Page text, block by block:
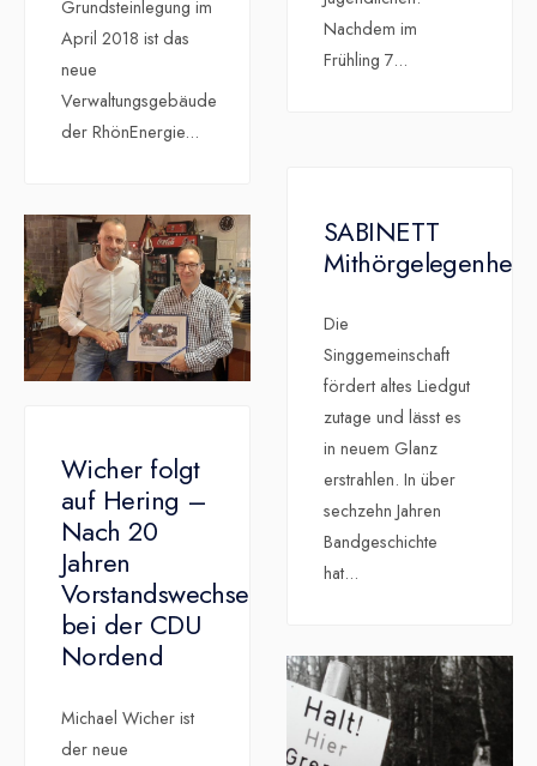
Nachdem im
Frühling 7...
Grundsteinlegung im
April 2018 ist das
neue
Verwaltungsgebäude
der RhönEnergie...
SABINETT
Mithörgelegenheit
Die
Singgemeinschaft
fördert altes Liedgut
zutage und lässt es
in neuem Glanz
erstrahlen. In über
sechzehn Jahren
Bandgeschichte
hat...
Wicher folgt
auf Hering –
Nach 20
Jahren
Vorstandswechsel
bei der CDU
Nordend
Michael Wicher ist
der neue